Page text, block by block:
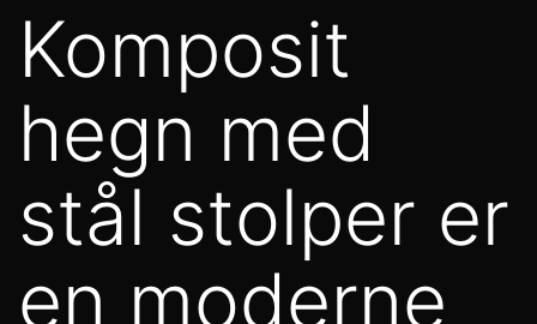
Komposit
hegn med
stål stolper er
en moderne